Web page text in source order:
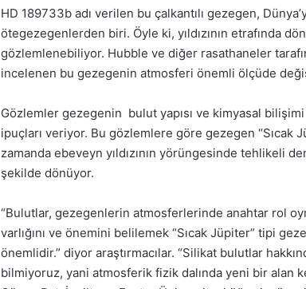
HD 189733b adı verilen bu çalkantılı gezegen,
ötegezegenlerden biri. Öyle ki, yıldızının etrafında
gözlemlenebiliyor. Hubble ve diğer rasathaneler
incelenen bu gezegenin atmosferi önemli ölçüde
Gözlemler gezegenin bulut yapısı ve kimyasal bilişimi
ipuçları veriyor. Bu gözlemlere göre gezegen “Sıcak
zamanda ebeveyn yıldızının yörüngesinde tehlikeli
şekilde dönüyor.
“Bulutlar, gezegenlerin atmosferlerinde anahtar rol
varlığını ve önemini belilemek “Sıcak Jüpiter” tipi
önemlidir.” diyor araştırmacılar. “Silikat bulutlar
bilmiyoruz, yani atmosferik fizik dalında yeni bir alan